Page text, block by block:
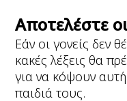
Αποτελέστε
Εάν οι γονείς δεν
κακές λέξεις θα
για να κόψουν
παιδιά τους.